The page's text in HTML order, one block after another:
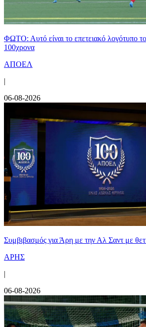
ΦΩΤΟ: Αυτό είναι το επετειακό λογότυπο
100χρονα
ΑΠΟΕΛ
|
06-08-2026
Συμβιβασμός για Άρη με την Αλ Σαντ με
ΑΡΗΣ
|
06-08-2026